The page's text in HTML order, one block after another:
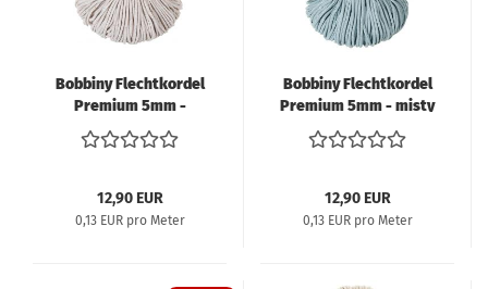
Bobbiny Flechtkordel
Premium 5mm -
rainbow dust
12,90 EUR
0,13 EUR pro Meter
Bobbiny Flechtkordel
Premium 5mm - misty
12,90 EUR
0,13 EUR pro Meter